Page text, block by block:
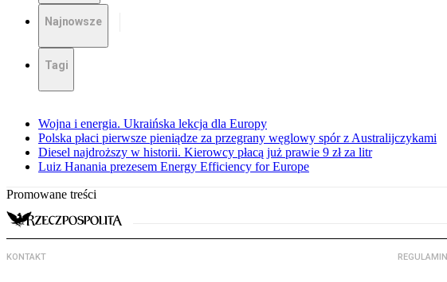
Najnowsze
Tagi
Wojna i energia. Ukraińska lekcja dla Europy
Polska płaci pierwsze pieniądze za przegrany węglowy spór z Australijczykami
Diesel najdroższy w historii. Kierowcy płacą już prawie 9 zł za litr
Luiz Hanania prezesem Energy Efficiency for Europe
Promowane treści
KONTAKT REGULAMIN